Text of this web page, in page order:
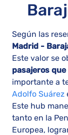
Según las
Madrid -
Este valor se
pasajeros
importante a
Adolfo Suárez
Este hub
tanto en la
Europea,